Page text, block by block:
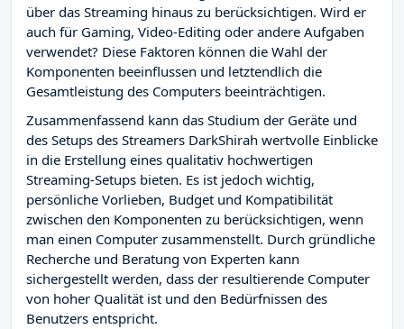
über das Streaming hinaus zu berücksichtigen. Wird er
auch für Gaming, Video-Editing oder andere Aufgaben
verwendet? Diese Faktoren können die Wahl der
Komponenten beeinflussen und letztendlich die
Gesamtleistung des Computers beeinträchtigen.
Zusammenfassend kann das Studium der Geräte und
des Setups des Streamers DarkShirah wertvolle Einblicke
in die Erstellung eines qualitativ hochwertigen
Streaming-Setups bieten. Es ist jedoch wichtig,
persönliche Vorlieben, Budget und Kompatibilität
zwischen den Komponenten zu berücksichtigen, wenn
man einen Computer zusammenstellt. Durch gründliche
Recherche und Beratung von Experten kann
sichergestellt werden, dass der resultierende Computer
von hoher Qualität ist und den Bedürfnissen des
Benutzers entspricht.